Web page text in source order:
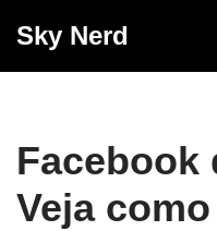
Sky Nerd
Facebook
Veja